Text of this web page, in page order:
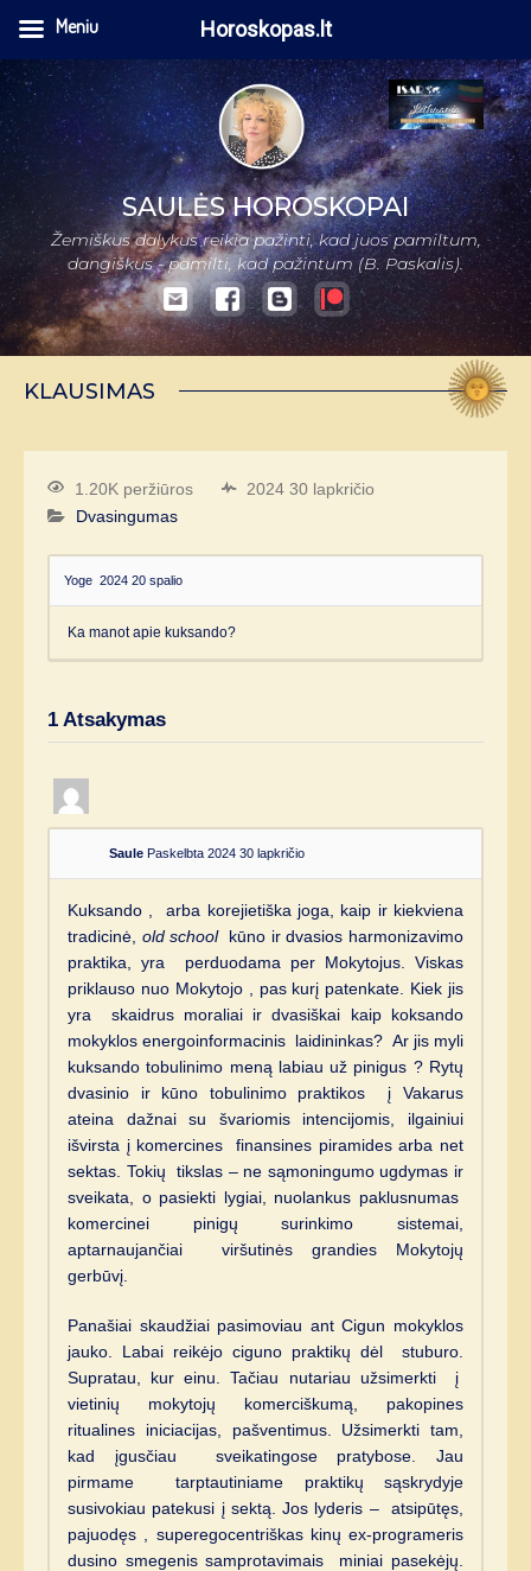
SAULĖS HOROSKOPAI
Žemiškus dalykus reikia pažinti, kad juos pamiltum,
dangiškus - pamilti, kad pažintum (B. Paskalis).
KLAUSIMAS
1.20K peržiūros
2024 30 lapkričio
Dvasingumas
Yoge 2024 20 spalio
Ka manot apie kuksando?
1 Atsakymas
Saule Paskelbta 2024 30 lapkričio
Kuksando , arba korejietiška joga, kaip ir kiekviena
tradicinė, old school kūno ir dvasios harmonizavimo
praktika, yra perduodama per Mokytojus. Viskas
priklauso nuo Mokytojo , pas kurį patenkate. Kiek jis
yra skaidrus moraliai ir dvasiškai kaip koksando
mokyklos energoinformacinis laidininkas? Ar jis myli
kuksando tobulinimo meną labiau už pinigus ? Rytų
dvasinio ir kūno tobulinimo praktikos į Vakarus
ateina dažnai su švariomis intencijomis, ilgainiui
išvirsta į komercines finansines piramides arba net
sektas. Tokių tikslas – ne sąmoningumo ugdymas ir
sveikata, o pasiekti lygiai, nuolankus paklusnumas
komercinei pinigų surinkimo sistemai,
aptarnaujančiai viršutinės grandies Mokytojų
gerbūvį.
Panašiai skaudžiai pasimoviau ant Cigun mokyklos
jauko. Labai reikėjo ciguno praktikų dėl stuburo.
Supratau, kur einu. Tačiau nutariau užsimerkti į
vietinių mokytojų komerciškumą, pakopines
ritualines iniciacijas, pašventimus. Užsimerkti tam,
kad įgusčiau sveikatingose pratybose. Jau
pirmame tarptautiniame praktikų sąskrydyje
susivokiau patekusi į sektą. Jos lyderis – atsipūtęs,
pajuodęs , superegocentriškas kinų ex-programeris
dusino smegenis samprotavimais miniai pasekėjų.
Meniu Horoskopas.lt